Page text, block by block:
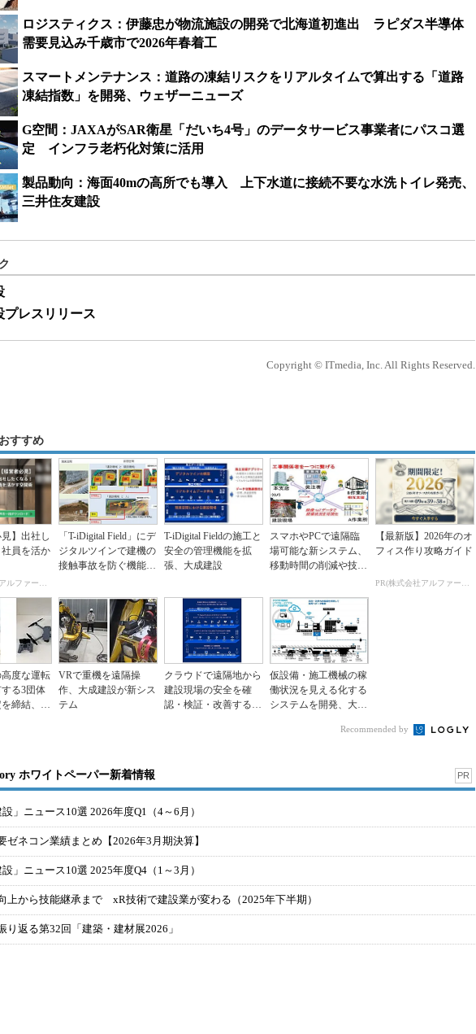
ロジスティクス：伊藤忠が物流施設の開発で北海道初進出 ラピダス半導体
需要見込み千歳市で2026年春着工
スマートメンテナンス：道路の凍結リスクをリアルタイムで算出する「道路
凍結指数」を開発、ウェザーニューズ
G空間：JAXAがSAR衛星「だいち4号」のデータサービス事業者にパスコ選
定 インフラ老朽化対策に活用
製品動向：海面40mの高所でも導入 上下水道に接続不要な水洗トイレ発売、
三井住友建設
プレスリリース
Copyright © ITmedia, Inc. All Rights Reserved.
すすめ
見】出社し
員を活か
PR(株式会社アルファーテクノ)
「T-iDigital Field」にデ
ジタルツインで建機の
接触事故を防ぐ機能
T-iDigital Fieldの施工と
安全の管理機能を拡
張、大成建設
スマホやPCで遠隔臨
場可能な新システム、
移動時間の削減や技能
【最新版】2026年のオ
フィス作り攻略ガイド
PR(株式会社アルファーテクノ)
高度な運転
る3団体
締結、大
VRで重機を遠隔操
作、大成建設が新シス
テム
クラウドで遠隔地から
建設現場の安全を確
認・検証・改善するア
仮設備・施工機械の稼
働状況を見える化する
システムを開発、大成
Recommended by
ホワイトペーパー新着情報 PR
設」ニュース10選 2026年度Q1（4～6月）
ゼネコン業績まとめ【2026年3月期決算】
設」ニュース10選 2025年度Q4（1～3月）
上から技能継承まで xR技術で建設業が変わる（2025年下半期）
り返る第32回「建築・建材展2026」